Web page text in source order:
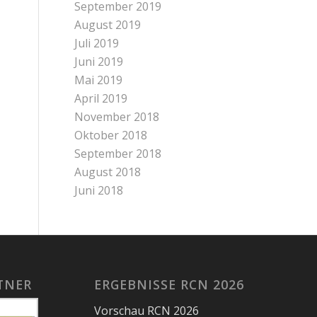
September 2019
August 2019
Juli 2019
Juni 2019
Mai 2019
April 2019
November 2018
Oktober 2018
September 2018
August 2018
Juni 2018
ERGEBNISSE RCN 2026
Vorschau RCN 2026